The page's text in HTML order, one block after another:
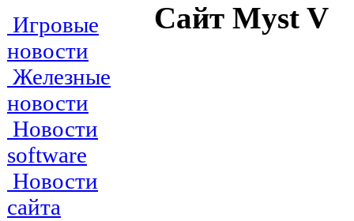
Игровые
новости
Железные
новости
Новости
software
Новости
сайта
Сайт Myst V